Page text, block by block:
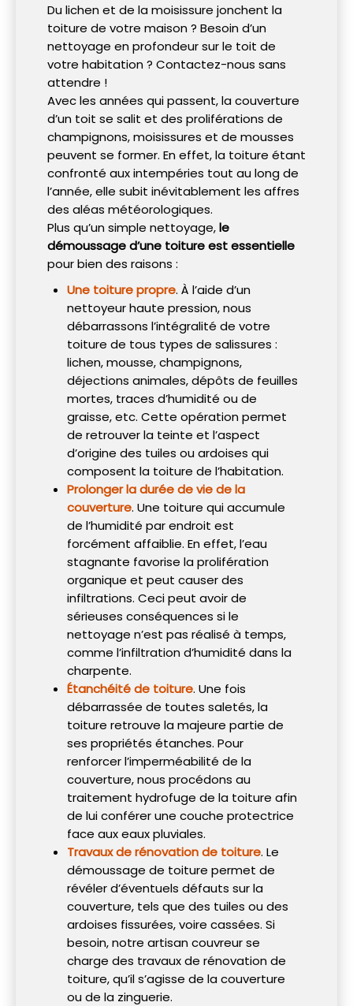
Du lichen et de la moisissure jonchent la
toiture de votre maison ? Besoin d’un
nettoyage en profondeur sur le toit de
votre habitation ? Contactez-nous sans
attendre !
Avec les années qui passent, la couverture
d’un toit se salit et des proliférations de
champignons, moisissures et de mousses
peuvent se former. En effet, la toiture étant
confronté aux intempéries tout au long de
l’année, elle subit inévitablement les affres
des aléas météorologiques.
Plus qu’un simple nettoyage,le
démoussage d’une toiture est essentielle
pour bien des raisons :
Une toiture propre. À l’aide d’un
nettoyeur haute pression, nous
débarrassons l’intégralité de votre
toiture de tous types de salissures :
lichen, mousse, champignons,
déjections animales, dépôts de feuilles
mortes, traces d’humidité ou de
graisse, etc. Cette opération permet
de retrouver la teinte et l’aspect
d’origine des tuiles ou ardoises qui
composent la toiture de l’habitation.
Prolonger la durée de vie de la
couverture. Une toiture qui accumule
de l’humidité par endroit est
forcément affaiblie. En effet, l’eau
stagnante favorise la prolifération
organique et peut causer des
infiltrations. Ceci peut avoir de
sérieuses conséquences si le
nettoyage n’est pas réalisé à temps,
comme l’infiltration d’humidité dans la
charpente.
Étanchéité de toiture. Une fois
débarrassée de toutes saletés, la
toiture retrouve la majeure partie de
ses propriétés étanches. Pour
renforcer l’imperméabilité de la
couverture, nous procédons au
traitement hydrofuge de la toiture afin
de lui conférer une couche protectrice
face aux eaux pluviales.
Travaux de rénovation de toiture. Le
démoussage de toiture permet de
révéler d’éventuels défauts sur la
couverture, tels que des tuiles ou des
ardoises fissurées, voire cassées. Si
besoin, notre artisan couvreur se
charge des travaux de rénovation de
toiture, qu’il s’agisse de la couverture
ou de la zinguerie.